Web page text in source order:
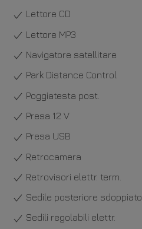
Lettore CD
Lettore MP3
Navigatore satellitare
Park Distance Control
Poggiatesta post.
Presa 12 V
Presa USB
Retrocamera
Retrovisori elettr. term.
Sedile posteriore sdoppiato
Sedili regolabili elettr.